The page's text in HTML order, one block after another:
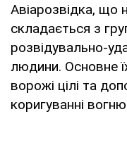
Авіарозвідка, що
складається з
розвідувально-
людини. Основне
ворожі цілі та
коригуванні